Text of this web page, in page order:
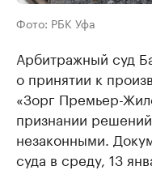
Фото: РБК Уфа
Арбитражный суд
о принятии к
«Зорг Премьер-
признании
незаконными.
суда в среду, 13